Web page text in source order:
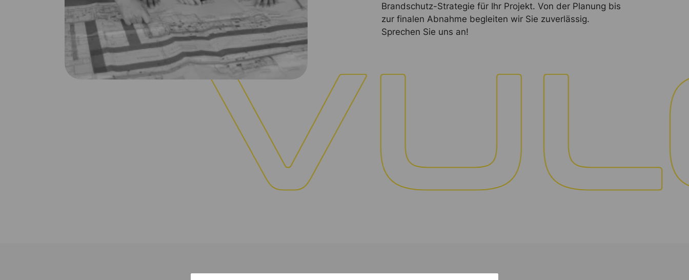
Brandschutz-Strategie für Ihr Projekt. Von der Planung bis
zur finalen Abnahme begleiten wir Sie zuverlässig.
Sprechen Sie uns an!